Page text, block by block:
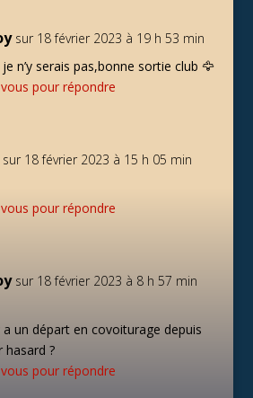
sur 18 février 2023 à 19 h 53 min
n’y serais pas,bonne sortie club 🦅
pour répondre
sur 18 février 2023 à 15 h 05 min
pour répondre
sur 18 février 2023 à 8 h 57 min
a un départ en covoiturage depuis
hasard ?
pour répondre